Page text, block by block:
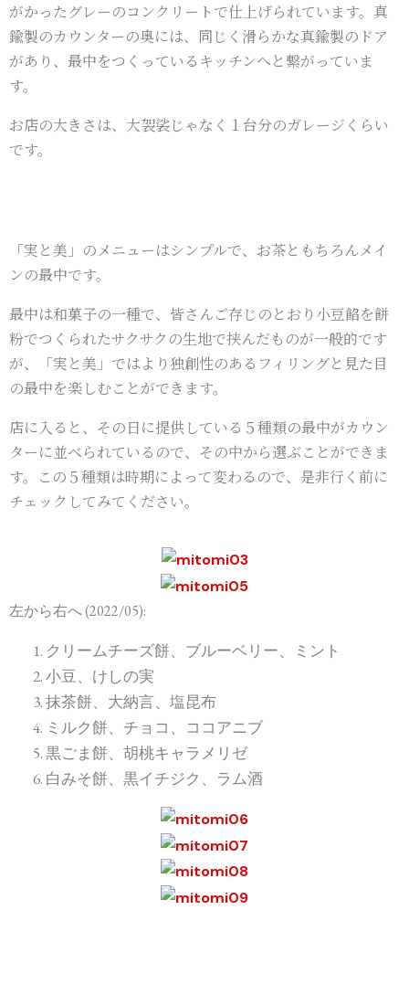
がかったグレーのコンクリートで仕上げられています。真
鍮製のカウンターの奥には、同じく滑らかな真鍮製のドア
があり、最中をつくっているキッチンへと繋がっていま
す。
お店の大きさは、大袈裟じゃなく１台分のガレージくらい
です。
「実と美」のメニューはシンプルで、お茶ともちろんメイ
ンの最中です。
最中は和菓子の一種で、皆さんご存じのとおり小豆餡を餅
粉でつくられたサクサクの生地で挟んだものが一般的です
が、「実と美」ではより独創性のあるフィリングと見た目
の最中を楽しむことができます。
店に入ると、その日に提供している５種類の最中がカウン
ターに並べられているので、その中から選ぶことができま
す。この５種類は時期によって変わるので、是非行く前に
チェックしてみてください。
左から右へ (2022/05):
クリームチーズ餅、ブルーベリー、ミント
小豆、けしの実
抹茶餅、大納言、塩昆布
ミルク餅、チョコ、ココアニブ
黒ごま餅、胡桃キャラメリゼ
白みそ餅、黒イチジク、ラム酒